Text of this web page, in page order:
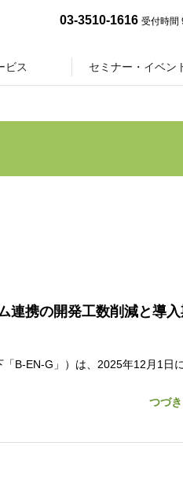
03-3510-1616 受付時間
ビス セミナー・イベン
連携の開発工数削減と導入
B-EN-G」）は、2025年12月1日
つづ